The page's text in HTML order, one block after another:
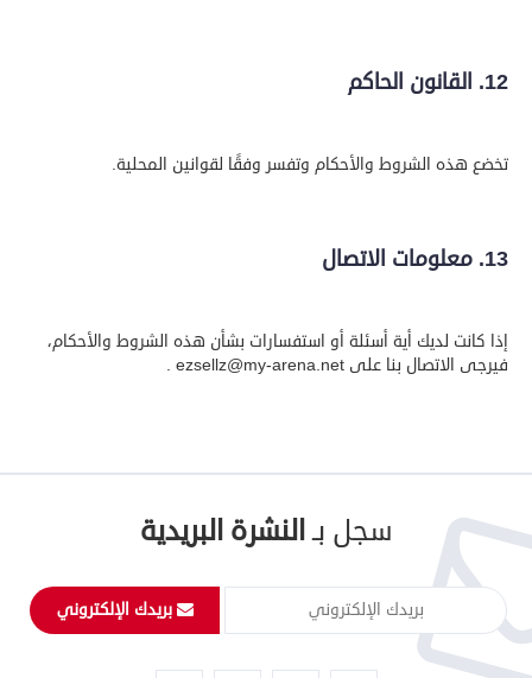
12. القانون الحاكم
تخضع هذه الشروط والأحكام وتفسر وفقًا لقوانين المحلية.
13. معلومات الاتصال
إذا كانت لديك أية أسئلة أو استفسارات بشأن هذه الشروط والأحكام،
فيرجى الاتصال بنا على ezsellz@my-arena.net .
سجل بـالنشرة البريدية
بريدك الإلكتروني